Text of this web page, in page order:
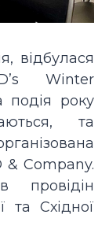
відбулася
Winter
подія року
та
& Company.
провідін
та Східної